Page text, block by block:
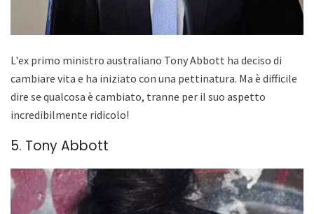
L'ex primo ministro australiano Tony Abbott ha deciso di
cambiare vita e ha iniziato con una pettinatura. Ma è difficile
dire se qualcosa è cambiato, tranne per il suo aspetto
incredibilmente ridicolo!
5. Tony Abbott